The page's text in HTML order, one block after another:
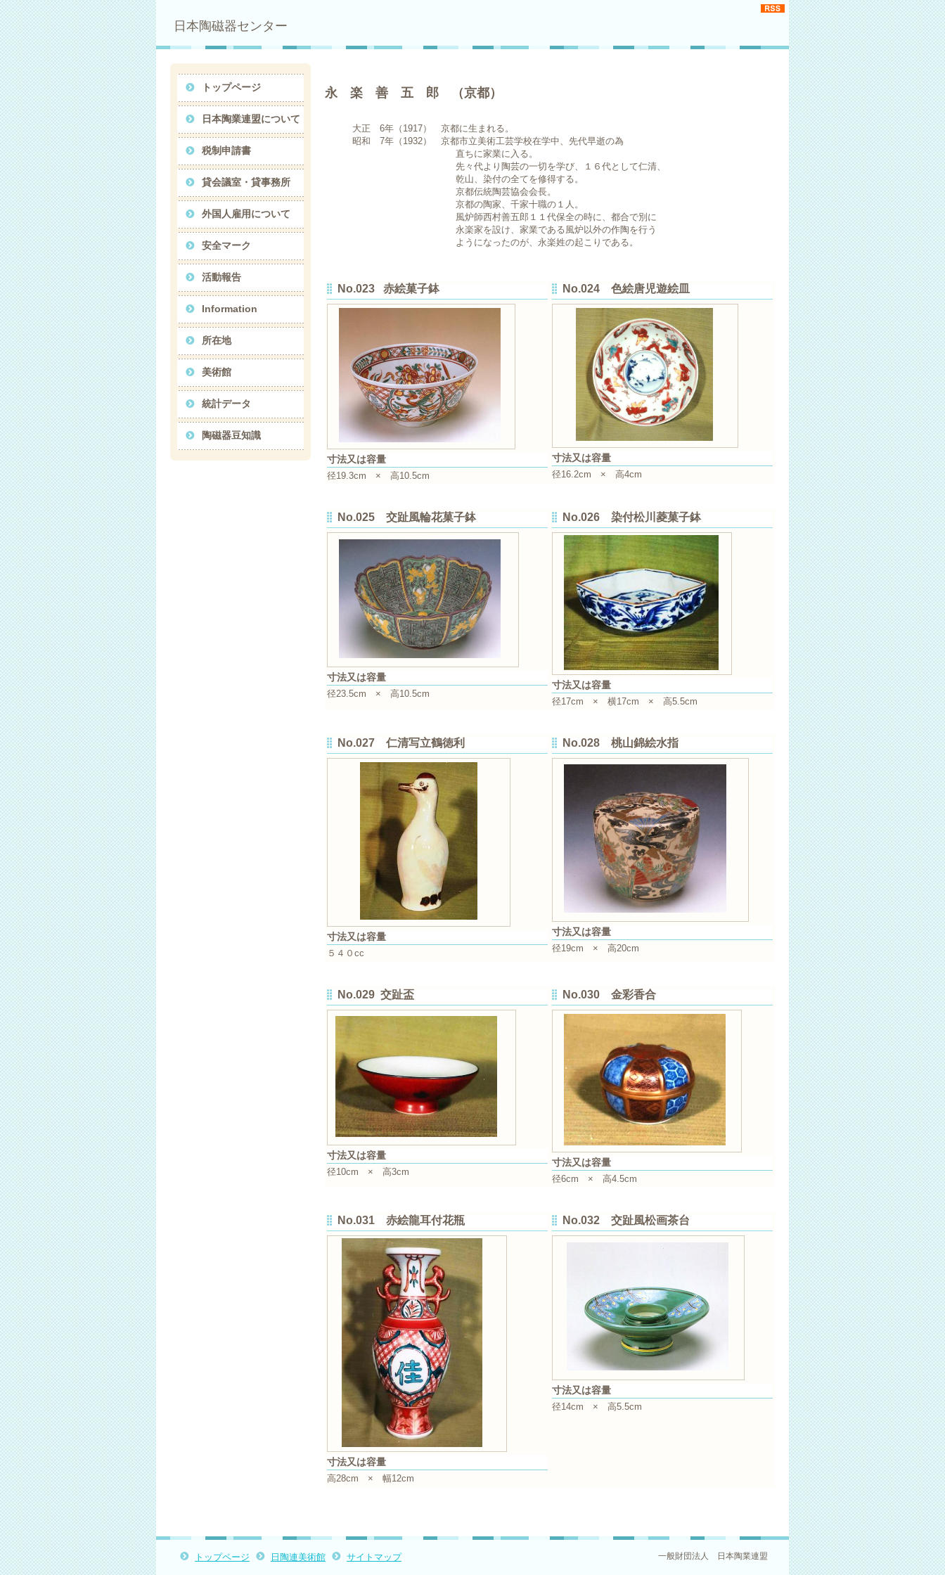
日本陶磁器センター
トップページ
日本陶業連盟について
税制申請書
貸会議室・貸事務所
外国人雇用について
安全マーク
活動報告
Information
所在地
美術館
統計データ
陶磁器豆知識
永 楽 善 五 郎 （京都）
大正 6年（1917） 京都に生まれる。
昭和 7年（1932） 京都市立美術工芸学校在学中、先代早逝の為
直ちに家業に入る。
先々代より陶芸の一切を学び、１６代として仁清、
乾山、染付の全てを修得する。
京都伝統陶芸協会会長。
京都の陶家、千家十職の１人。
風炉師西村善五郎１１代保全の時に、都合で別に
永楽家を設け、家業である風炉以外の作陶を行う
ようになったのが、永楽姓の起こりである。
No.023 赤絵菓子鉢
寸法又は容量
径19.3cm × 高10.5cm
No.024 色絵唐児遊絵皿
寸法又は容量
径16.2cm × 高4cm
No.025 交趾風輪花菓子鉢
寸法又は容量
径23.5cm × 高10.5cm
No.026 染付松川菱菓子鉢
寸法又は容量
径17cm × 横17cm × 高5.5cm
No.027 仁清写立鶴徳利
寸法又は容量
５４０cc
No.028 桃山錦絵水指
寸法又は容量
径19cm × 高20cm
No.029 交趾盃
寸法又は容量
径10cm × 高3cm
No.030 金彩香合
寸法又は容量
径6cm × 高4.5cm
No.031 赤絵龍耳付花瓶
寸法又は容量
高28cm × 幅12cm
No.032 交趾風松画茶台
寸法又は容量
径14cm × 高5.5cm
トップページ 日陶連美術館 サイトマップ 一般財団法人 日本陶業連盟